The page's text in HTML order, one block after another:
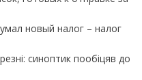
новый налог – налог
синоптик пообіцяв до